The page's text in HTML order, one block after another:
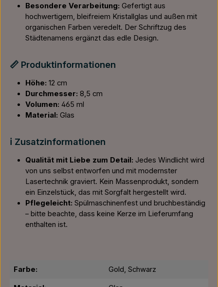
Besondere Verarbeitung: Gefertigt aus
hochwertigem, bleifreiem Kristallglas und außen mit
organischen Farben veredelt. Der Schriftzug des
Städtenamens ergänzt das edle Design.
📏 Produktinformationen
Höhe: 12 cm
Durchmesser: 8,5 cm
Volumen: 465 ml
Material: Glas
ℹ️ Zusatzinformationen
Qualität mit Liebe zum Detail: Jedes Windlicht wird
von uns selbst entworfen und mit modernster
Lasertechnik graviert. Kein Massenprodukt, sondern
ein Einzelstück, das mit Sorgfalt hergestellt wird.
Pflegeleicht: Spülmaschinenfest und bruchbeständig
– bitte beachte, dass keine Kerze im Lieferumfang
enthalten ist.
Farbe: Gold, Schwarz